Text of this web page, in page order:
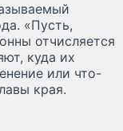
«Пусть,
отчисляется
куда их
или что-
края.